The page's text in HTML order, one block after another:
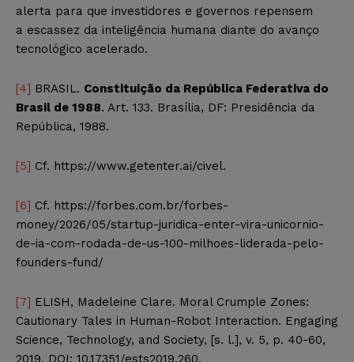
alerta para que investidores e governos repensem
a escassez da inteligência humana diante do avanço
tecnológico acelerado.
[4] BRASIL. Constituição da República Federativa do
Brasil de 1988. Art. 133. Brasília, DF: Presidência da
República, 1988.
[5] Cf. https://www.getenter.ai/civel.
[6] Cf. https://forbes.com.br/forbes-
money/2026/05/startup-juridica-enter-vira-unicornio-
de-ia-com-rodada-de-us-100-milhoes-liderada-pelo-
founders-fund/
[7] ELISH, Madeleine Clare. Moral Crumple Zones:
Cautionary Tales in Human-Robot Interaction. Engaging
Science, Technology, and Society, [s. l.], v. 5, p. 40-60,
2019. DOI: 10.17351/ests2019.260.